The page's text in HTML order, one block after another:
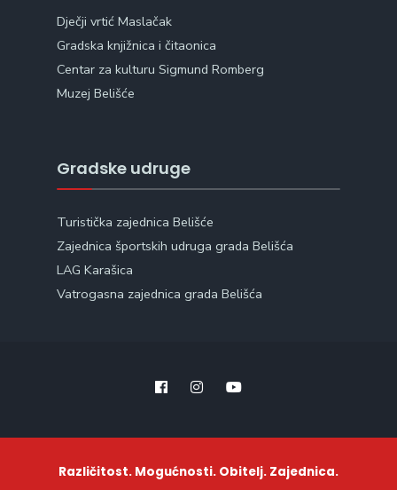
Dječji vrtić Maslačak
Gradska knjižnica i čitaonica
Centar za kulturu Sigmund Romberg
Muzej Belišće
Gradske udruge
Turistička zajednica Belišće
Zajednica športskih udruga grada Belišća
LAG Karašica
Vatrogasna zajednica grada Belišća
Različitost. Mogućnosti. Obitelj. Zajednica.